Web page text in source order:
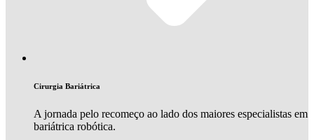
Cirurgia Bariátrica
A jornada pelo recomeço ao lado dos maiores especialistas em
bariátrica robótica.